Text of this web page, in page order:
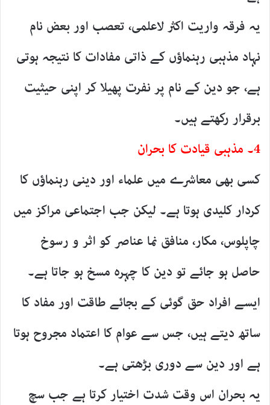
یہ فرقہ واریت اکثر لاعلمی، تعصب اور بعض نام
نہاد مذہبی رہنماؤں کے ذاتی مفادات کا نتیجہ ہوتی
ہے، جو دین کے نام پر نفرت پھیلا کر اپنی حیثیت
برقرار رکھتے ہیں۔
4۔ مذہبی قیادت کا بحران
کسی بھی معاشرے میں علماء اور دینی رہنماؤں کا
کردار کلیدی ہوتا ہے۔ لیکن جب اجتماعی مراکز میں
چاپلوس، مکار، منافق نما عناصر کو اثر و رسوخ
حاصل ہو جائے تو دین کا چہرہ مسخ ہو جاتا ہے۔
ایسے افراد حق گوئی کے بجائے طاقت اور مفاد کا
ساتھ دیتے ہیں، جس سے عوام کا اعتماد مجروح ہوتا
ہے اور دین سے دوری بڑھتی ہے۔
یہ بحران اس وقت شدت اختیار کرتا ہے جب سچ